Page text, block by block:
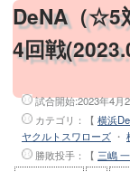
DeNA（☆5
4回戦
試合開始:2023年4月
カテゴリ：【 横浜
ヤクルトスワローズ ・
勝敗投手 ：【 三嶋